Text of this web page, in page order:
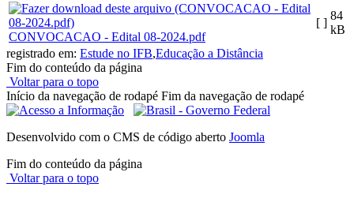
CONVOCACAO - Edital 08-2024.pdf
[ ]
84
kB
registrado em: Estude no IFB,Educação a Distância
Fim do conteúdo da página
Voltar para o topo
Início da navegação de rodapé Fim da navegação de rodapé
Desenvolvido com o CMS de código aberto Joomla
Fim do conteúdo da página
Voltar para o topo